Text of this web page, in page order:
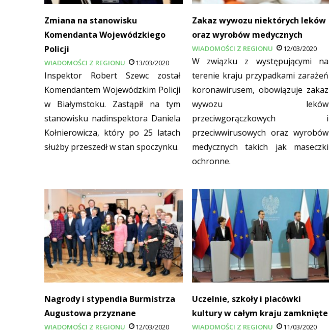
Zmiana na stanowisku
Komendanta Wojewódzkiego
Policji
WIADOMOŚCI Z REGIONU 13/03/2020
Inspektor Robert Szewc został
Komendantem Wojewódzkim Policji
w Białymstoku. Zastąpił na tym
stanowisku nadinspektora Daniela
Kołnierowicza, który po 25 latach
służby przeszedł w stan spoczynku.
Zakaz wywozu niektórych leków
oraz wyrobów medycznych
WIADOMOŚCI Z REGIONU 12/03/2020
W związku z występującymi na
terenie kraju przypadkami zarażeń
koronawirusem, obowiązuje zakaz
wywozu leków
przeciwgorączkowych i
przeciwwirusowych oraz wyrobów
medycznych takich jak maseczki
ochronne.
Nagrody i stypendia Burmistrza
Augustowa przyznane
WIADOMOŚCI Z REGIONU 12/03/2020
Uczelnie, szkoły i placówki
kultury w całym kraju zamknięte
WIADOMOŚCI Z REGIONU 11/03/2020